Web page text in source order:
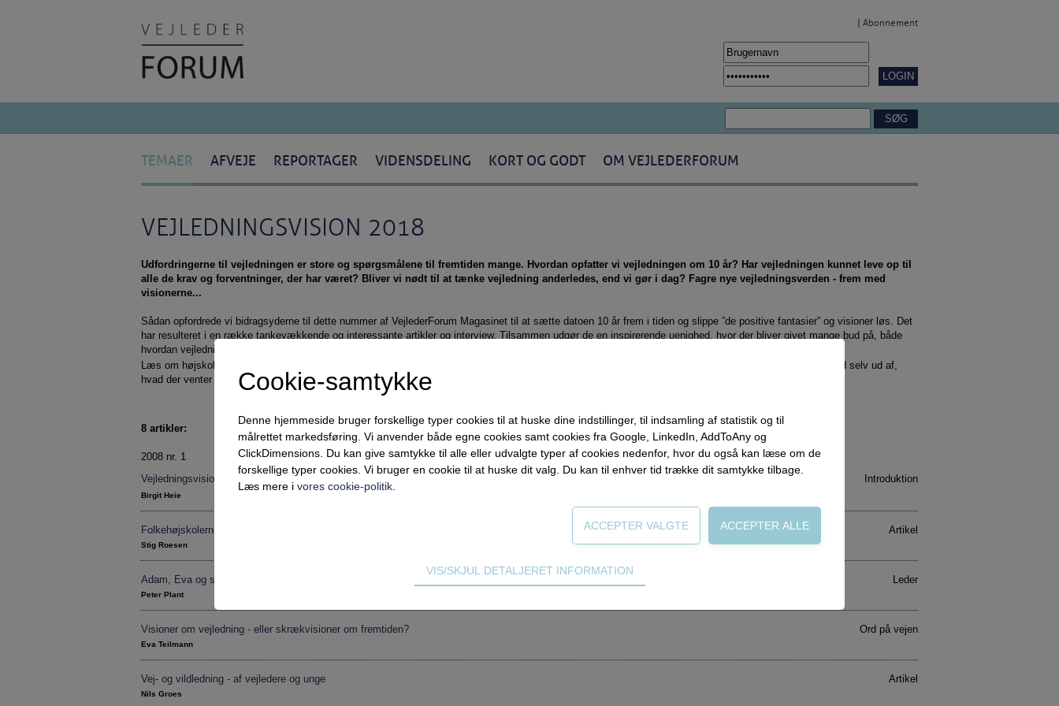
Abonnement
TEMAER AFVEJE REPORTAGER VIDENSDELING KORT OG GODT OM VEJLEDERFORUM
VEJLEDNINGSVISION 2018
Udfordringerne til vejledningen er store og spørgsmålene til fremtiden mange. Hvordan opfatter vi vejledningen om 10 år? Har vejledningen kunnet leve op til
alle de krav og forventninger, der har været? Bliver vi nødt til at tænke vejledning anderledes, end vi gør i dag? Fagre nye vejledningsverden - frem med
visionerne...
Sådan opfordrede vi bidragsyderne til dette nummer af VejlederForum Magasinet til at sætte datoen 10 år frem i tiden og slippe ”de positive fantasier” og visioner løs. Det
har resulteret i en række tankevækkende og interessante artikler og interview. Tilsammen udgør de en inspirerende uenighed, hvor der bliver givet mange bud på, både
hvordan vejledningen kan, og ikke mindst hvordan den bør udvikle sig i de kommende år.
Læs om højskolernes vejledningsinspiration, kontorchefens skrækvision, forskerens fremskrivning, politikernes planer, de vejledtes ydmyge håb … og find selv ud af,
hvad der venter dig – og vejledningen – i 2018!
8 artikler:
2008 nr. 1
Vejledningsvision 2018 - udvikling eller afvikling af vores nuværende vejledningsforståelse?
Birgit Heie
Introduktion
Folkehøjskolerne kan inspirere fremtidens vejledning
Stig Roesen
Artikel
Adam, Eva og slangen
Peter Plant
Leder
Visioner om vejledning - eller skrækvisioner om fremtiden?
Eva Teilmann
Ord på vejen
Vej- og vildledning - af vejledere og unge
Nils Groes
Artikel
Cookie-samtykke
Denne hjemmeside bruger forskellige typer cookies til at huske dine indstillinger, til indsamling af statistik og til
målrettet markedsføring. Vi anvender både egne cookies samt cookies fra Google, LinkedIn, AddToAny og
ClickDimensions. Du kan give samtykke til alle eller udvalgte typer af cookies nedenfor, hvor du også kan læse om de
forskellige typer cookies. Vi bruger en cookie til at huske dit valg. Du kan til enhver tid trække dit samtykke tilbage.
Læs mere i vores cookie-politik
Tekniske cookies er nødvendige for hjemmesidens grundlæggende funktioner som fx navigation, adgangskontrol
Statistik-cookies bruges til at optimere design, brugervenlighed og effektiviteten af en hjemmeside. Fx ved at
indsamle besøgsstatistik om antal besøg og hvordan hjemmesiden bruges.
VIS/SKJUL DETALJERET INFORMATION